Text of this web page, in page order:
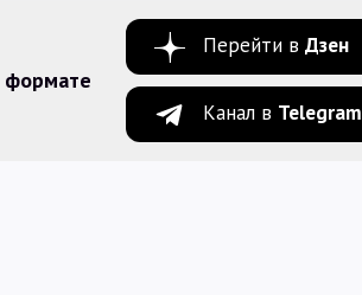
формате
Перейти в Дзен
Канал в Telegram